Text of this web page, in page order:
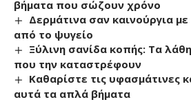
βήματα που σώζουν χρόνο
Δερμάτινα σαν καινούργια
από το ψυγείο
Ξύλινη σανίδα κοπής: Τα
που την καταστρέφουν
Καθαρίστε τις υφασμάτινες
αυτά τα απλά βήματα